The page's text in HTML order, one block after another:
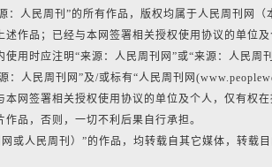
：人民周刊”的所有作品，版权均属于人民周刊网
作品；已经与本网签署相关授权使用协议的单位
用时应注明“来源：人民周刊网”或“来源：人民周
：人民周刊网”及/或标有“人民周刊网
网签署相关授权使用协议的单位及个人，仅有权
品，否则，一切不利后果自行承担。
或人民周刊）”的作品，均转载自其它媒体，转载